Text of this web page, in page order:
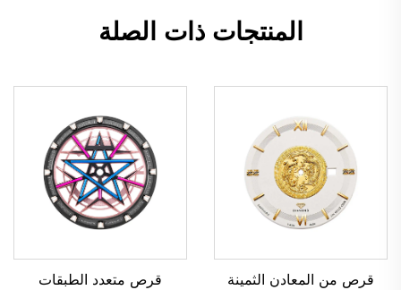
المنتجات ذات الصلة
قرص من المعادن الثمينة قرص متعدد الطبقات